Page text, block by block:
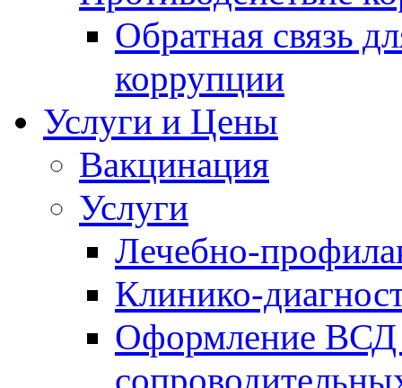
Обратная связь
коррупции
Услуги и Цены
Вакцинация
Услуги
Лечебно-
Клинико-
Оформление ВСД